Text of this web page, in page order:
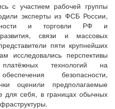
с участием рабочей группы
эксперты из ФСБ России,
и торговли РФ и
связи и массовых
пяти крупнейших
исследовались перспективы
технологий на
безопасности,
оценили предполагаемые
для себя, в границах обычных